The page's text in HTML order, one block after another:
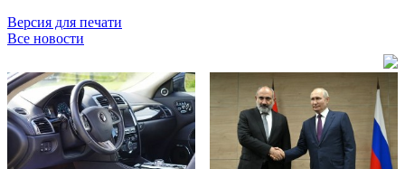
Версия для печати
Все новости